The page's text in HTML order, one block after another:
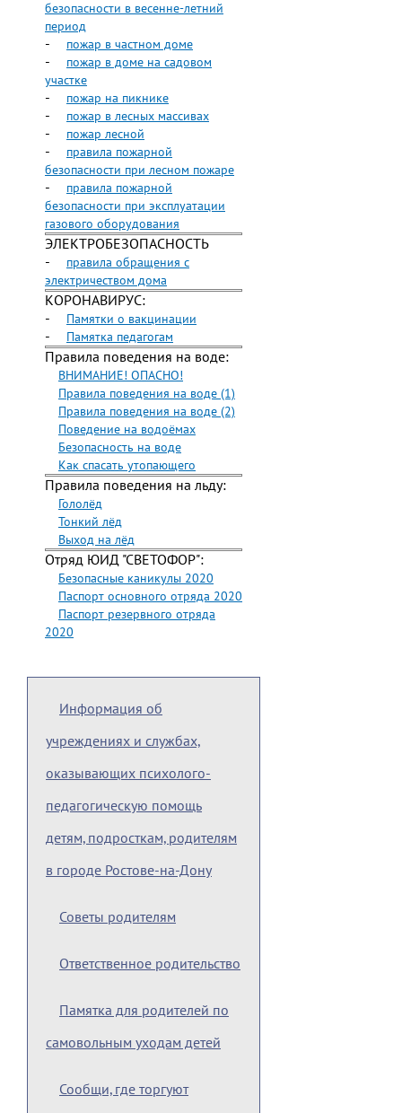
безопасности в весенне-летний
период
- пожар в частном доме
-
пожар в доме на садовом
участке
- пожар на пикнике
- пожар в лесных массивах
- пожар лесной
-
правила пожарной
безопасности при лесном пожаре
-
правила пожарной
безопасности при эксплуатации
газового оборудования
ЭЛЕКТРОБЕЗОПАСНОСТЬ
-
правила обращения с
электричеством дома
КОРОНАВИРУС:
-
Памятки о вакцинации
- Памятка педагогам
Правила поведения на воде:
ВНИМАНИЕ! ОПАСНО!
Правила поведения на воде (1)
Правила поведения на воде (2)
Поведение на водоёмах
Безопасность на воде
Как спасать утопающего
Правила поведения на льду:
Гололёд
Тонкий лёд
Выход на лёд
Отряд ЮИД "СВЕТОФОР":
Безопасные каникулы 2020
Паспорт основного отряда 2020
Паспорт резервного отряда
2020
Информация об
учреждениях и службах,
оказывающих психолого-
педагогическую помощь
детям, подросткам, родителям
в городе Ростове-на-Дону
Советы родителям
Ответственное родительство
Памятка для родителей по
самовольным уходам детей
Сообщи, где торгуют